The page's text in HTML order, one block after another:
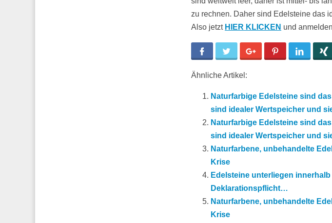
zu rechnen. Daher sind Edelsteine das
Also jetzt HIER KLICKEN und
Facebook Twitter Google+ Pinterest LinkedIn
Ähnliche Artikel:
Naturfarbige Edelsteine sind
sind idealer Wertspeicher und
Naturfarbige Edelsteine sind
sind idealer Wertspeicher und
Naturfarbene, unbehandelte
Krise
Edelsteine unterliegen
Deklarationspflicht…
Naturfarbene, unbehandelte
Krise